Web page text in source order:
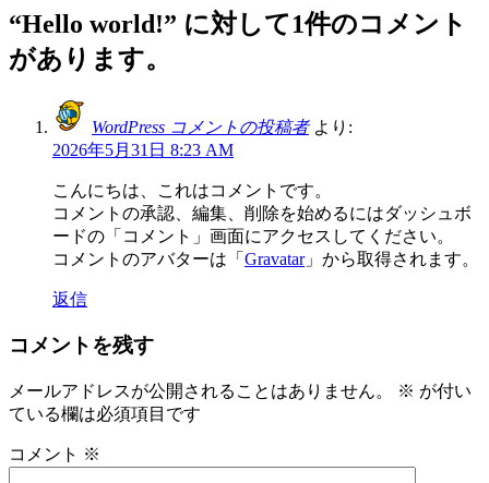
“Hello world!” に対して1件のコメント
があります。
WordPress コメントの投稿者 より:
2026年5月31日 8:23 AM
こんにちは、これはコメントです。
コメントの承認、編集、削除を始めるにはダッシュボ
ードの「コメント」画面にアクセスしてください。
コメントのアバターは「 Gravatar」から取得されます。
返信
コメントを残す
メールアドレスが公開されることはありません。 ※ が付い
ている欄は必須項目です
コメント ※